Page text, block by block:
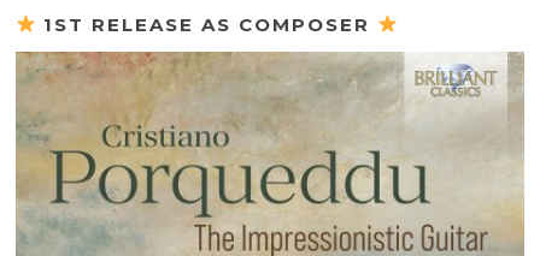
1ST RELEASE AS COMPOSER